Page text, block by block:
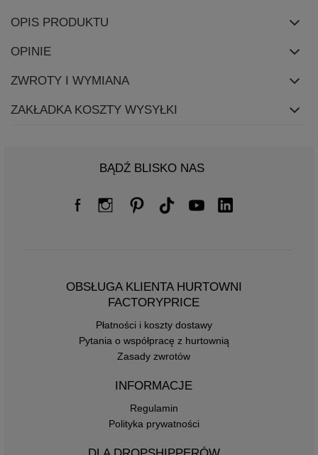
OPIS PRODUKTU
OPINIE
ZWROTY I WYMIANA
ZAKŁADKA KOSZTY WYSYŁKI
BĄDŹ BLISKO NAS
OBSŁUGA KLIENTA HURTOWNI
FACTORYPRICE
Płatności i koszty dostawy
Pytania o współpracę z hurtownią
Zasady zwrotów
INFORMACJE
Regulamin
Polityka prywatności